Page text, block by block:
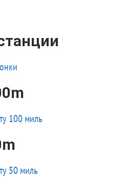
100 миль
50 миль